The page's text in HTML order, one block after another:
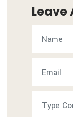
Leave